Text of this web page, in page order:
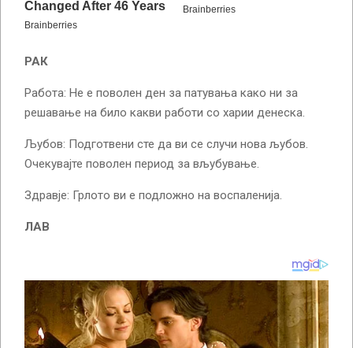
РАК
Работа: Не е поволен ден за патувања како ни за
решавање на било какви работи со харии денеска.
Љубов: Подготвени сте да ви се случи нова љубов.
Очекувајте поволен период за вљубување.
Здравје: Грлото ви е подложно на воспаленија.
ЛАВ